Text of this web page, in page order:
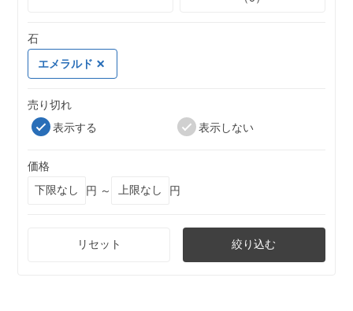
石
エメラルド
売り切れ
表示する
表示しない
価格
円 ～
円
リセット 絞り込む